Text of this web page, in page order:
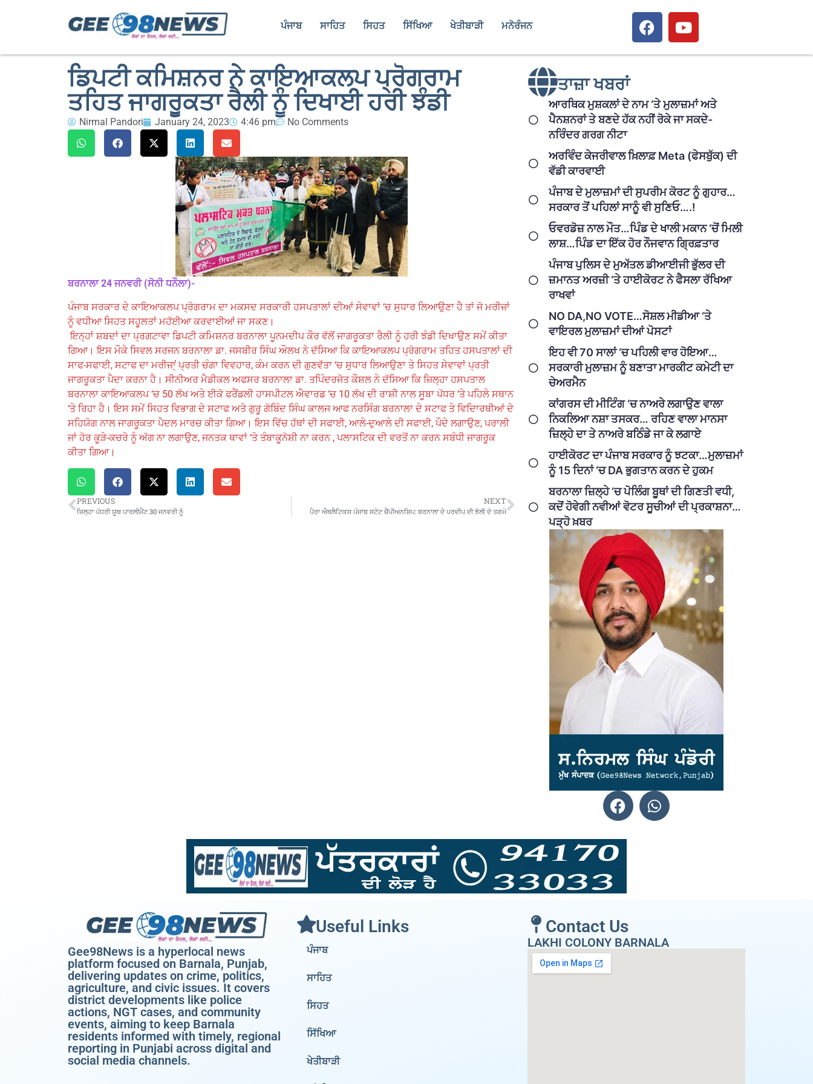
ਪੰਜਾਬ ਸਾਹਿਤ ਸਿਹਤ ਸਿੱਖਿਆ ਖੇਤੀਬਾੜੀ ਮਨੋਰੰਜਨ
ਡਿਪਟੀ ਕਮਿਸ਼ਨਰ ਨੇ ਕਾਇਆਕਲਪ ਪ੍ਰੋਗਰਾਮ
ਤਹਿਤ ਜਾਗਰੂਕਤਾ ਰੈਲੀ ਨੂੰ ਦਿਖਾਈ ਹਰੀ ਝੰਡੀ
Nirmal Pandori January 24, 2023 4:46 pm No Comments
ਬਰਨਾਲਾ 24 ਜਨਵਰੀ (ਸੋਨੀ ਧਨੌਲਾ)-
ਪੰਜਾਬ ਸਰਕਾਰ ਦੇ ਕਾਇਆਕਲਪ ਪ੍ਰੋਗਰਾਮ ਦਾ ਮਕਸਦ ਸਰਕਾਰੀ ਹਸਪਤਾਲਾਂ ਦੀਆਂ ਸੇਵਾਵਾਂ ‘ਚ ਸੁਧਾਰ ਲਿਆਉਣਾ ਹੈ ਤਾਂ ਜੋ ਮਰੀਜ਼ਾਂ
ਨੂੰ ਵਧੀਆ ਸਿਹਤ ਸਹੂਲਤਾਂ ਮਹੱਈਆ ਕਰਵਾਈਆਂ ਜਾ ਸਕਣ।
ਇਨ੍ਹਾਂ ਸ਼ਬਦਾਂ ਦਾ ਪ੍ਰਗਟਾਵਾ ਡਿਪਟੀ ਕਮਿਸ਼ਨਰ ਬਰਨਾਲਾ ਪੂਨਮਦੀਪ ਕੌਰ ਵੱਲੋਂ ਜਾਗਰੂਕਤਾ ਰੈਲੀ ਨੂੰ ਹਰੀ ਝੰਡੀ ਦਿਖਾਉਣ ਸਮੇਂ ਕੀਤਾ
ਗਿਆ। ਇਸ ਮੌਕੇ ਸਿਵਲ ਸਰਜਨ ਬਰਨਾਲਾ ਡਾ. ਜਸਬੀਰ ਸਿੰਘ ਔਲਖ ਨੇ ਦੱਸਿਆ ਕਿ ਕਾਇਆਕਲਪ ਪ੍ਰੋਗਰਾਮ ਤਹਿਤ ਹਸਪਤਾਲਾਂ ਦੀ
ਸਾਫ-ਸਫਾਈ, ਸਟਾਫ ਦਾ ਮਰੀਜ਼ਾ੍ਂ ਪ੍ਰਤੀ ਚੰਗਾ ਵਿਵਹਾਰ, ਕੰਮ ਕਰਨ ਦੀ ਗੁਣਵੱਤਾ ‘ਚ ਸੁਧਾਰ ਲਿਆਉਣਾ ਤੇ ਸਿਹਤ ਸੇਵਾਵਾਂ ਪ੍ਰਤੀ
ਜਾਗਰੂਕਤਾ ਪੈਦਾ ਕਰਨਾ ਹੈ। ਸੀਨੀਅਰ ਮੈਡੀਕਲ ਅਫਸਰ ਬਰਨਾਲਾ ਡਾ. ਤਪਿੰਦਰਜੋਤ ਕੌਸ਼ਲ ਨੇ ਦੱਸਿਆ ਕਿ ਜ਼ਿਲ੍ਹਾ ਹਸਪਤਾਲ
ਬਰਨਾਲਾ ਕਾਇਆਕਲਪ ‘ਚ 50 ਲੱਖ ਅਤੇ ਈਕੋ ਫਰੈਂਡਲੀ ਹਾਸਪੀਟਲ ਐਵਾਰਡ ‘ਚ 10 ਲੱਖ ਦੀ ਰਾਸ਼ੀ ਨਾਲ ਸੂਬਾ ਪੱਧਰ ‘ਤੇ ਪਹਿਲੇ ਸਥਾਨ
‘ਤੇ ਰਿਹਾ ਹੈ। ਇਸ ਸਮੇਂ ਸਿਹਤ ਵਿਭਾਗ ਦੇ ਸਟਾਫ ਅਤੇ ਗੁਰੂ ਗੋਬਿੰਦ ਸਿੰਘ ਕਾਲਜ ਆਫ ਨਰਸਿੰਗ ਬਰਨਾਲਾ ਦੇ ਸਟਾਫ ਤੇ ਵਿਦਿਾਰਥੀਆਂ ਦੇ
ਸਹਿਯੋਗ ਨਾਲ ਜਾਗਰੂਕਤਾ ਪੈਦਲ ਮਾਰਚ ਕੀਤਾ ਗਿਆ। ਇਸ ਵਿੱਚ ਹੱਥਾਂ ਦੀ ਸਫਾਈ, ਆਲੇ-ਦੁਆਲੇ ਦੀ ਸਫਾਈ, ਪੌਦੇ ਲਗਾਉਣ, ਪਰਾਲੀ
ਜਾਂ ਹੋਰ ਕੂੜੇ-ਕਚਰੇ ਨੂੰ ਅੱਗ ਨਾ ਲਗਾਉਣ, ਜਨਤਕ ਥਾਵਾਂ ‘ਤੇ ਤੰਬਾਕੂਨੋਸ਼ੀ ਨਾ ਕਰਨ , ਪਲਾਸਟਿਕ ਦੀ ਵਰਤੋਂ ਨਾ ਕਰਨ ਸਬੰਧੀ ਜਾਗਰੂਕ
ਕੀਤਾ ਗਿਆ।
PREVIOUS
ਜ਼ਿਲ੍ਹਾ ਪੱਧਰੀ ਯੂਥ ਪਾਰਲੀਮੈਂਟ 30 ਜਨਵਰੀ ਨੂੰ
NEXT
ਪੈਰਾ ਐਥਲੈਟਿਕਸ ਪੰਜਾਬ ਸਟੇਟ ਚੈਂਪੀਅਨਸ਼ਿਪ: ਬਰਨਾਲਾ ਦੇ ਪਰਦੀਪ ਦੀ ਝੋਲੀ ਦੋ ਤਗਮੇ
ਤਾਜ਼ਾ ਖਬਰਾਂ
ਆਰਥਿਕ ਮੁਸ਼ਕਲਾਂ ਦੇ ਨਾਮ ‘ਤੇ ਮੁਲਾਜ਼ਮਾਂ ਅਤੇ
ਪੈਨਸ਼ਨਰਾਂ ਤੇ ਬਣਦੇ ਹੱਕ ਨਹੀਂ ਰੋਕੇ ਜਾ ਸਕਦੇ-
ਨਰਿੰਦਰ ਗਰਗ ਨੀਟਾ
ਅਰਵਿੰਦ ਕੇਜਰੀਵਾਲ ਖ਼ਿਲਾਫ਼ Meta (ਫੇਸਬੁੱਕ) ਦੀ
ਵੱਡੀ ਕਾਰਵਾਈ
ਪੰਜਾਬ ਦੇ ਮੁਲਾਜ਼ਮਾਂ ਦੀ ਸੁਪਰੀਮ ਕੋਰਟ ਨੂੰ ਗੁਹਾਰ…
ਸਰਕਾਰ ਤੋਂ ਪਹਿਲਾਂ ਸਾਨੂੰ ਵੀ ਸੁਣਿਓ….!
ਓਵਰਡੋਜ਼ ਨਾਲ ਮੌਤ…ਪਿੰਡ ਦੇ ਖਾਲੀ ਮਕਾਨ ‘ਚੋਂ ਮਿਲੀ
ਲਾਸ਼…ਪਿੰਡ ਦਾ ਇੱਕ ਹੋਰ ਨੌਜਵਾਨ ਗ੍ਰਿਫ਼ਤਾਰ
ਪੰਜਾਬ ਪੁਲਿਸ ਦੇ ਮੁਅੱਤਲ ਡੀਆਈਜੀ ਭੁੱਲਰ ਦੀ
ਜ਼ਮਾਨਤ ਅਰਜ਼ੀ ‘ਤੇ ਹਾਈਕੋਰਟ ਨੇ ਫੈਸਲਾ ਰੱਖਿਆ
ਰਾਖਵਾਂ
NO DA,NO VOTE…ਸੋਸ਼ਲ ਮੀਡੀਆ ‘ਤੇ
ਵਾਇਰਲ ਮੁਲਾਜ਼ਮਾਂ ਦੀਆਂ ਪੋਸਟਾਂ
ਇਹ ਵੀ 70 ਸਾਲਾਂ ‘ਚ ਪਹਿਲੀ ਵਾਰ ਹੋਇਆ…
ਸਰਕਾਰੀ ਮੁਲਾਜ਼ਮ ਨੂੰ ਬਣਾਤਾ ਮਾਰਕੀਟ ਕਮੇਟੀ ਦਾ
ਚੇਅਰਮੈਨ
ਕਾਂਗਰਸ ਦੀ ਮੀਟਿੰਗ ‘ਚ ਨਾਅਰੇ ਲਗਾਉਣ ਵਾਲਾ
ਨਿਕਲਿਆ ਨਸ਼ਾ ਤਸਕਰ… ਰਹਿਣ ਵਾਲਾ ਮਾਨਸਾ
ਜ਼ਿਲ੍ਹੇ ਦਾ ਤੇ ਨਾਅਰੇ ਬਠਿੰਡੇ ਜਾ ਕੇ ਲਗਾਏ
ਹਾਈਕੋਰਟ ਦਾ ਪੰਜਾਬ ਸਰਕਾਰ ਨੂੰ ਝਟਕਾ…ਮੁਲਾਜ਼ਮਾਂ
ਨੂੰ 15 ਦਿਨਾਂ ‘ਚ DA ਭੁਗਤਾਨ ਕਰਨ ਦੇ ਹੁਕਮ
ਬਰਨਾਲਾ ਜ਼ਿਲ੍ਹੇ ‘ਚ ਪੋਲਿੰਗ ਬੂਥਾਂ ਦੀ ਗਿਣਤੀ ਵਧੀ,
ਕਦੋਂ ਹੋਵੇਗੀ ਨਵੀਆਂ ਵੋਟਰ ਸੂਚੀਆਂ ਦੀ ਪ੍ਰਕਾਸ਼ਨਾ…
ਪੜ੍ਹੋ ਖ਼ਬਰ
Gee98News is a hyperlocal news
platform focused on Barnala, Punjab,
delivering updates on crime, politics,
agriculture, and civic issues. It covers
district developments like police
actions, NGT cases, and community
events, aiming to keep Barnala
residents informed with timely, regional
reporting in Punjabi across digital and
social media channels.
Useful Links
ਪੰਜਾਬ
ਸਾਹਿਤ
ਸਿਹਤ
ਸਿੱਖਿਆ
ਖੇਤੀਬਾੜੀ
Contact Us
LAKHI COLONY BARNALA